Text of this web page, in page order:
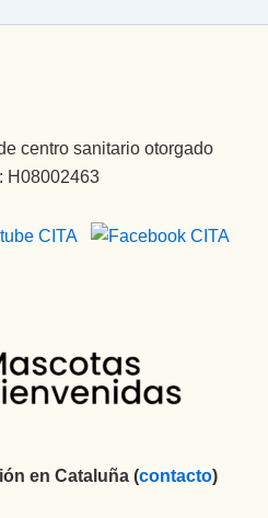
centro sanitario otorgado
H08002463
en Cataluña (contacto)